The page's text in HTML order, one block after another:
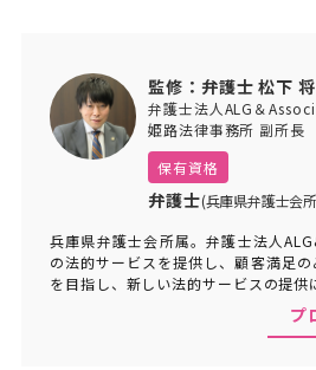
監修：弁護士 松下 将
弁護士法人ALG＆
姫路法律事務所 副所長
保有資格
弁護士(兵庫県弁護士会
兵庫県弁護士会所属。弁護士法人
の法的サービスを提供し、顧客満足の
を目指し、新しい法的サービスの提供
プ